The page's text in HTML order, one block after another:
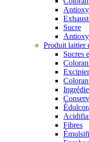
Sucre
Produit laitier
Sucres
Fibres